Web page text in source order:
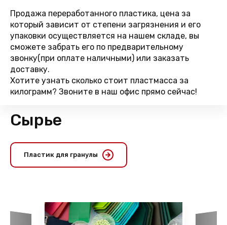
Продажа переработанного пластика, цена за
который зависит от степени загрязнения и его
упаковки осуществляется на нашем складе, вы
сможете забрать его по предварительному
звонку(при оплате наличными) или заказать
доставку.
Хотите узнать сколько стоит пластмасса за
килограмм? Звоните в наш офис прямо сейчас!
Сырье
Пластик для гранулы